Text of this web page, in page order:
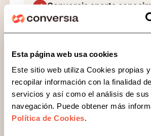
Esta página web usa cookies
Este sitio web utiliza Cookies propias
recopilar información con la finalidad
servicios y así como el análisis de sus
navegación. Puede obtener más
Política de Cookies.
✓ Conversia aporta
especializado
Te apoyas en una
✓ El modelo se adapta a cada
colaboración